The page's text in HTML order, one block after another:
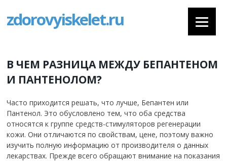
zdorovyiskelet.ru
В ЧЕМ РАЗНИЦА МЕЖДУ БЕПАНТЕНОМ
И ПАНТЕНОЛОМ?
Часто приходится решать, что лучше, Бепантен или
Пантенол. Это обусловлено тем, что оба средства
относятся к группе средств-стимуляторов регенерации
кожи. Они отличаются по свойствам, цене, поэтому важно
изучить полную информацию от производителя о данных
лекарствах. Прежде всего обращают внимание на показания